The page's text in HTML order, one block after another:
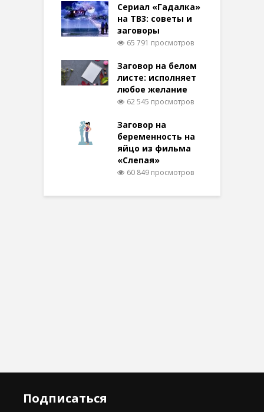
Сериал «Гадалка»
на ТВ3: советы и
заговоры
65 791 просмотров
Заговор на белом
листе: исполняет
любое желание
62 545 просмотров
Заговор на
беременность на
яйцо из фильма
«Слепая»
60 849 просмотров
Подписаться